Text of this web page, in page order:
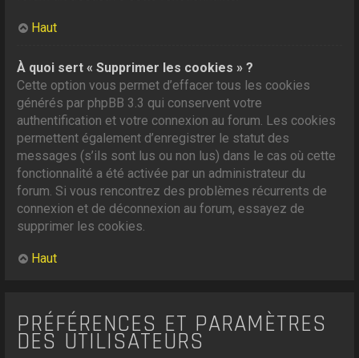
Haut
À quoi sert « Supprimer les cookies » ?
Cette option vous permet d’effacer tous les cookies
générés par phpBB 3.3 qui conservent votre
authentification et votre connexion au forum. Les cookies
permettent également d’enregistrer le statut des
messages (s’ils sont lus ou non lus) dans le cas où cette
fonctionnalité a été activée par un administrateur du
forum. Si vous rencontrez des problèmes récurrents de
connexion et de déconnexion au forum, essayez de
supprimer les cookies.
Haut
PRÉFÉRENCES ET PARAMÈTRES
DES UTILISATEURS